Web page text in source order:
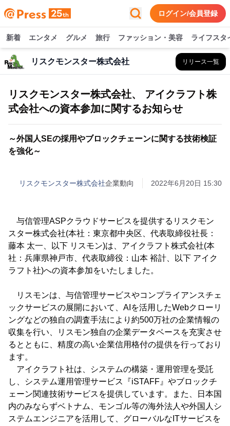
ログイン/会員登録
新着 エンタメ グルメ 旅行 ファッション・美容 ライフスタ
リスクモンスター株式会社 リリース一覧
リスクモンスター株式会社、 アイクラフト株
式会社への資本参加に関するお知らせ
～外国人SEの採用やブロックチェーンに関する技術検証
を強化～
リスクモンスター株式会社企業動向 2022年6月20日 15:30
与信管理ASPクラウドサービスを提供するリスクモン
スター株式会社(本社：東京都中央区、代表取締役社長：
藤本 太一、以下 リスモン)は、アイクラフト株式会社(本
社：兵庫県神戸市、代表取締役：山本 裕計、以下 アイク
ラフト社)への資本参加をいたしました。
リスモンは、与信管理サービスやコンプライアンスチェ
ックサービスの展開において、AIを活用したWebクローリ
ングなどの独自の調査手法により約500万社の企業情報の
収集を行い、リスモン独自の企業データベースを充実させ
るとともに、精度の高い企業信用格付の提供を行っており
ます。
アイクラフト社は、システムの構築・運用管理を受託
し、システム運用管理サービス『iSTAFF』やブロックチ
ェーン関連技術サービスを提供しています。また、日本国
内のみならずベトナム、モンゴル等の海外法人や外国人シ
ステムエンジニアを活用して、グローバルなITサービスを